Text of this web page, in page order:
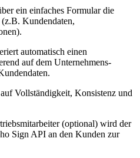
ein einfaches Formular die
Kundendaten,
automatisch einen
auf dem Unternehmens-
Vollständigkeit, Konsistenz und
(optional) wird der
Sign API an den Kunden zur